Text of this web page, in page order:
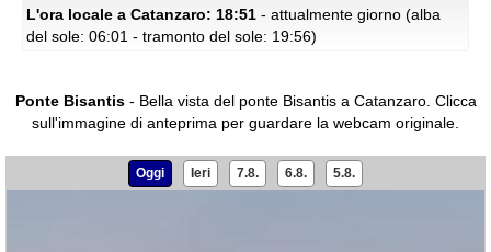
L'ora locale a Catanzaro: 18:51 - attualmente giorno (alba
del sole: 06:01 - tramonto del sole: 19:56)
Ponte Bisantis- Bella vista del ponte Bisantis a Catanzaro. Clicca
sull'immagine di anteprima per guardare la webcam originale.
Oggi Ieri 7.8. 6.8. 5.8.